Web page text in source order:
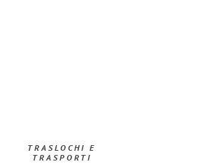
TRASLOCHI E
TRASPORTI​